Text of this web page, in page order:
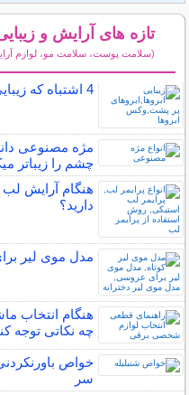
تازه های آرایش و
(سلامت پوست، سلامت مو، لوازم
4 اشتباه که زیبایی ابروهای تان را از بین می برد
مژه مصنوعی
چشم را زیباتر
هنگام آرایش لب
دارید؟
مدل موی لیر
هنگام انتخاب
چه نکاتی توجه
خواص
سر